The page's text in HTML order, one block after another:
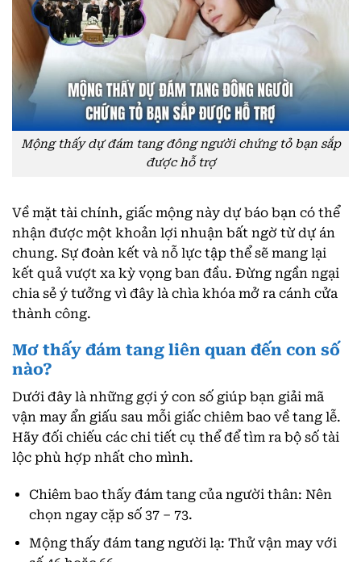
Mộng thấy dự đám tang đông người chứng tỏ bạn sắp
được hỗ trợ
Về mặt tài chính, giấc mộng này dự báo bạn có thể
nhận được một khoản lợi nhuận bất ngờ từ dự án
chung. Sự đoàn kết và nỗ lực tập thể sẽ mang lại
kết quả vượt xa kỳ vọng ban đầu. Đừng ngần ngại
chia sẻ ý tưởng vì đây là chìa khóa mở ra cánh cửa
thành công.
Mơ thấy đám tang liên quan đến con số
nào?
Dưới đây là những gợi ý con số giúp bạn giải mã
vận may ẩn giấu sau mỗi giấc chiêm bao về tang lễ.
Hãy đối chiếu các chi tiết cụ thể để tìm ra bộ số tài
lộc phù hợp nhất cho mình.
Chiêm bao thấy đám tang của người thân: Nên
chọn ngay cặp số 37 – 73.
Mộng thấy đám tang người lạ: Thử vận may với